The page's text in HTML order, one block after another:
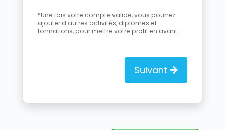
*Une fois votre compte validé, vous pourrez
ajouter d'autres activités, diplômes et
formations, pour mettre votre profil en avant.
Suivant